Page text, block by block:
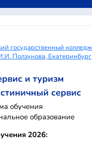
государственный колледж
Ползунова, Екатеринбург
и туризм
сервис
обучения
образование
2026: